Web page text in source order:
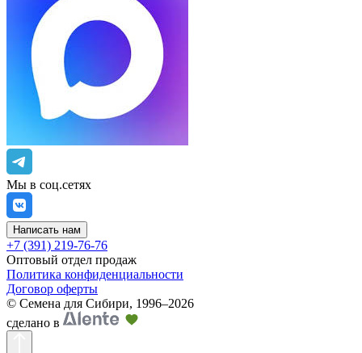
Мы в соц.сетях
Написать нам
+7 (391) 219-76-76
Оптовый отдел продаж
Политика конфиденциальности
Договор оферты
© Семена для Сибири, 1996–2026
сделано в